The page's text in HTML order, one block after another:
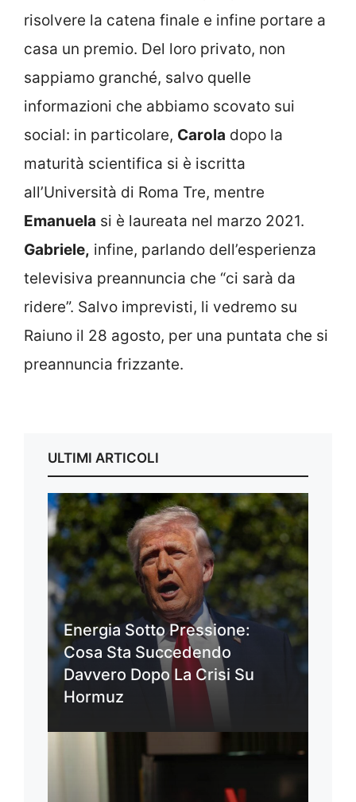
risolvere la catena finale e infine portare a
casa un premio. Del loro privato, non
sappiamo granché, salvo quelle
informazioni che abbiamo scovato sui
social: in particolare, Carola dopo la
maturità scientifica si è iscritta
all’Università di Roma Tre, mentre
Emanuela si è laureata nel marzo 2021.
Gabriele, infine, parlando dell’esperienza
televisiva preannuncia che “ci sarà da
ridere”. Salvo imprevisti, li vedremo su
Raiuno il 28 agosto, per una puntata che si
preannuncia frizzante.
ULTIMI ARTICOLI
Energia Sotto Pressione:
Cosa Sta Succedendo
Davvero Dopo La Crisi Su
Hormuz